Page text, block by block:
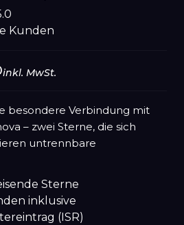
Kunden
inkl. MwSt.
besondere Verbindung mit
– zwei Sterne, die sich
untrennbare
Sterne
inklusive
(ISR)